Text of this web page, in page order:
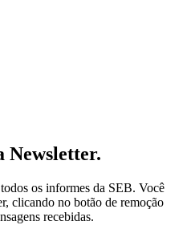
Newsletter.
os informes da SEB. Você
clicando no botão de remoção
recebidas.